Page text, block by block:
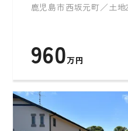
鹿児島市西坂元町／土地
960万円